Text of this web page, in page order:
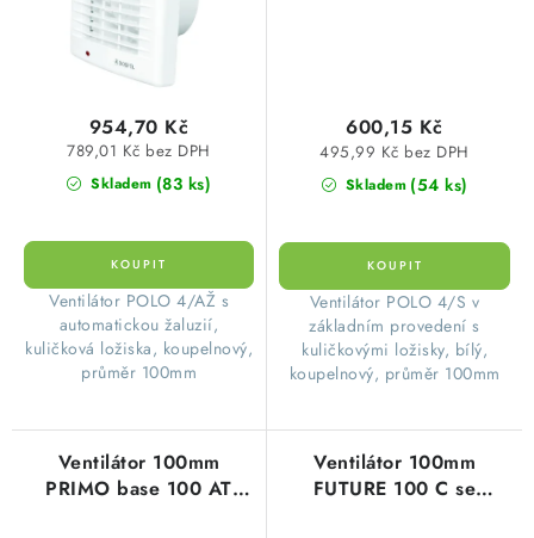
Skladem (83 ks)
789,01 Kč bez DPH
954,70 Kč
Ventilátor POLO 4/AŽ s
automatickou žaluzií,
kuličková ložiska, koupelnový,
průměr 100mm
Skladem (54 ks)
495,99 Kč bez DPH
600,15 Kč
Ventilátor POLO 4/S v
základním provedení s
kuličkovými ložisky, bílý,
koupelnový, průměr 100mm
Ventilátor 100mm
PRIMO base 100 AT
Ventilátor 100mm
FUTURE 100 C se